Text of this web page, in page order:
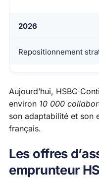
2026
Repositionnement
Aujourd’hui, HSBC
environ 10 000
son adaptabilité et son
français.
Les offres
emprunteur